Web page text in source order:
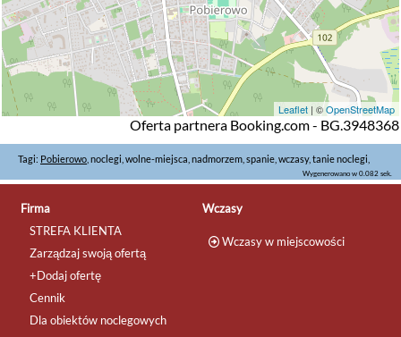
Leaflet | ©OpenStreetMap
Oferta partnera Booking.com - BG.3948368
Tagi: Pobierowo , noclegi, wolne-miejsca, nadmorzem, spanie, wczasy, tanie noclegi,
Wygenerowano w 0.082 sek.
Firma
STREFA KLIENTA
Zarządzaj swoją ofertą
+Dodaj ofertę
Cennik
Dla obiektów noclegowych
Wczasy
Wczasy w miejscowości